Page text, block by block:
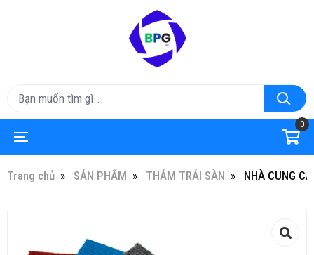
0
Trang chủ SẢN PHẨM THẢM TRẢI SÀN NHÀ CUNG